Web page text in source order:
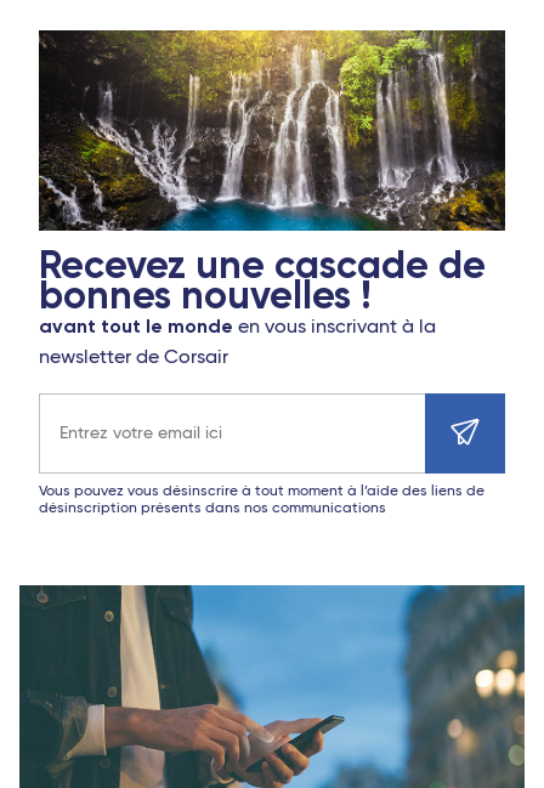
Recevez une cascade de
bonnes nouvelles !
avant tout le monde en vous inscrivant à la
newsletter de Corsair
Vous pouvez vous désinscrire à tout moment à l’aide des liens de
désinscription présents dans nos communications